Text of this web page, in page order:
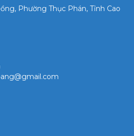
Phường Thục Phán, Tỉnh Cao